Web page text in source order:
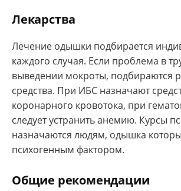
Лекарства
Лечение одышки подбирается
каждого случая. Если проблема в
выведении мокроты, подбираются
средства. При ИБС назначают
коронарного кровотока, при
следует устранить анемию. Курсы
назначаются людям, одышка
психогенным фактором.
Общие рекомендации